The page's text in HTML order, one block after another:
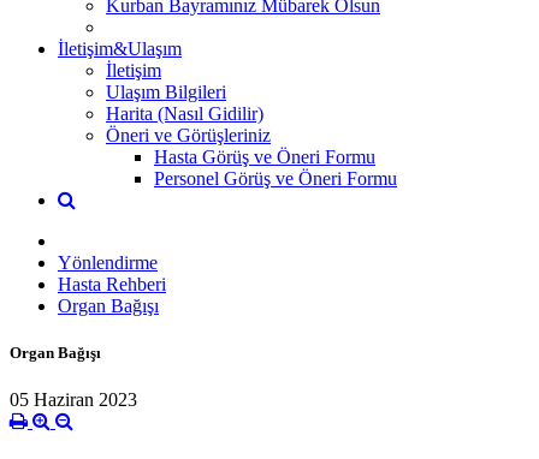
Kurban Bayramınız Mübarek Olsun
İletişim&Ulaşım
İletişim
Ulaşım Bilgileri
Harita (Nasıl Gidilir)
Öneri ve Görüşleriniz
Hasta Görüş ve Öneri Formu
Personel Görüş ve Öneri Formu
Yönlendirme
Hasta Rehberi
Organ Bağışı
Organ Bağışı
05 Haziran 2023